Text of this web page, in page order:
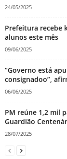
24/05/2025
Prefeitura recebe
alunos este mês
09/06/2025
“Governo está
consignadoo”,
06/06/2025
PM reúne 1,2 mil
Guardião
28/07/2025